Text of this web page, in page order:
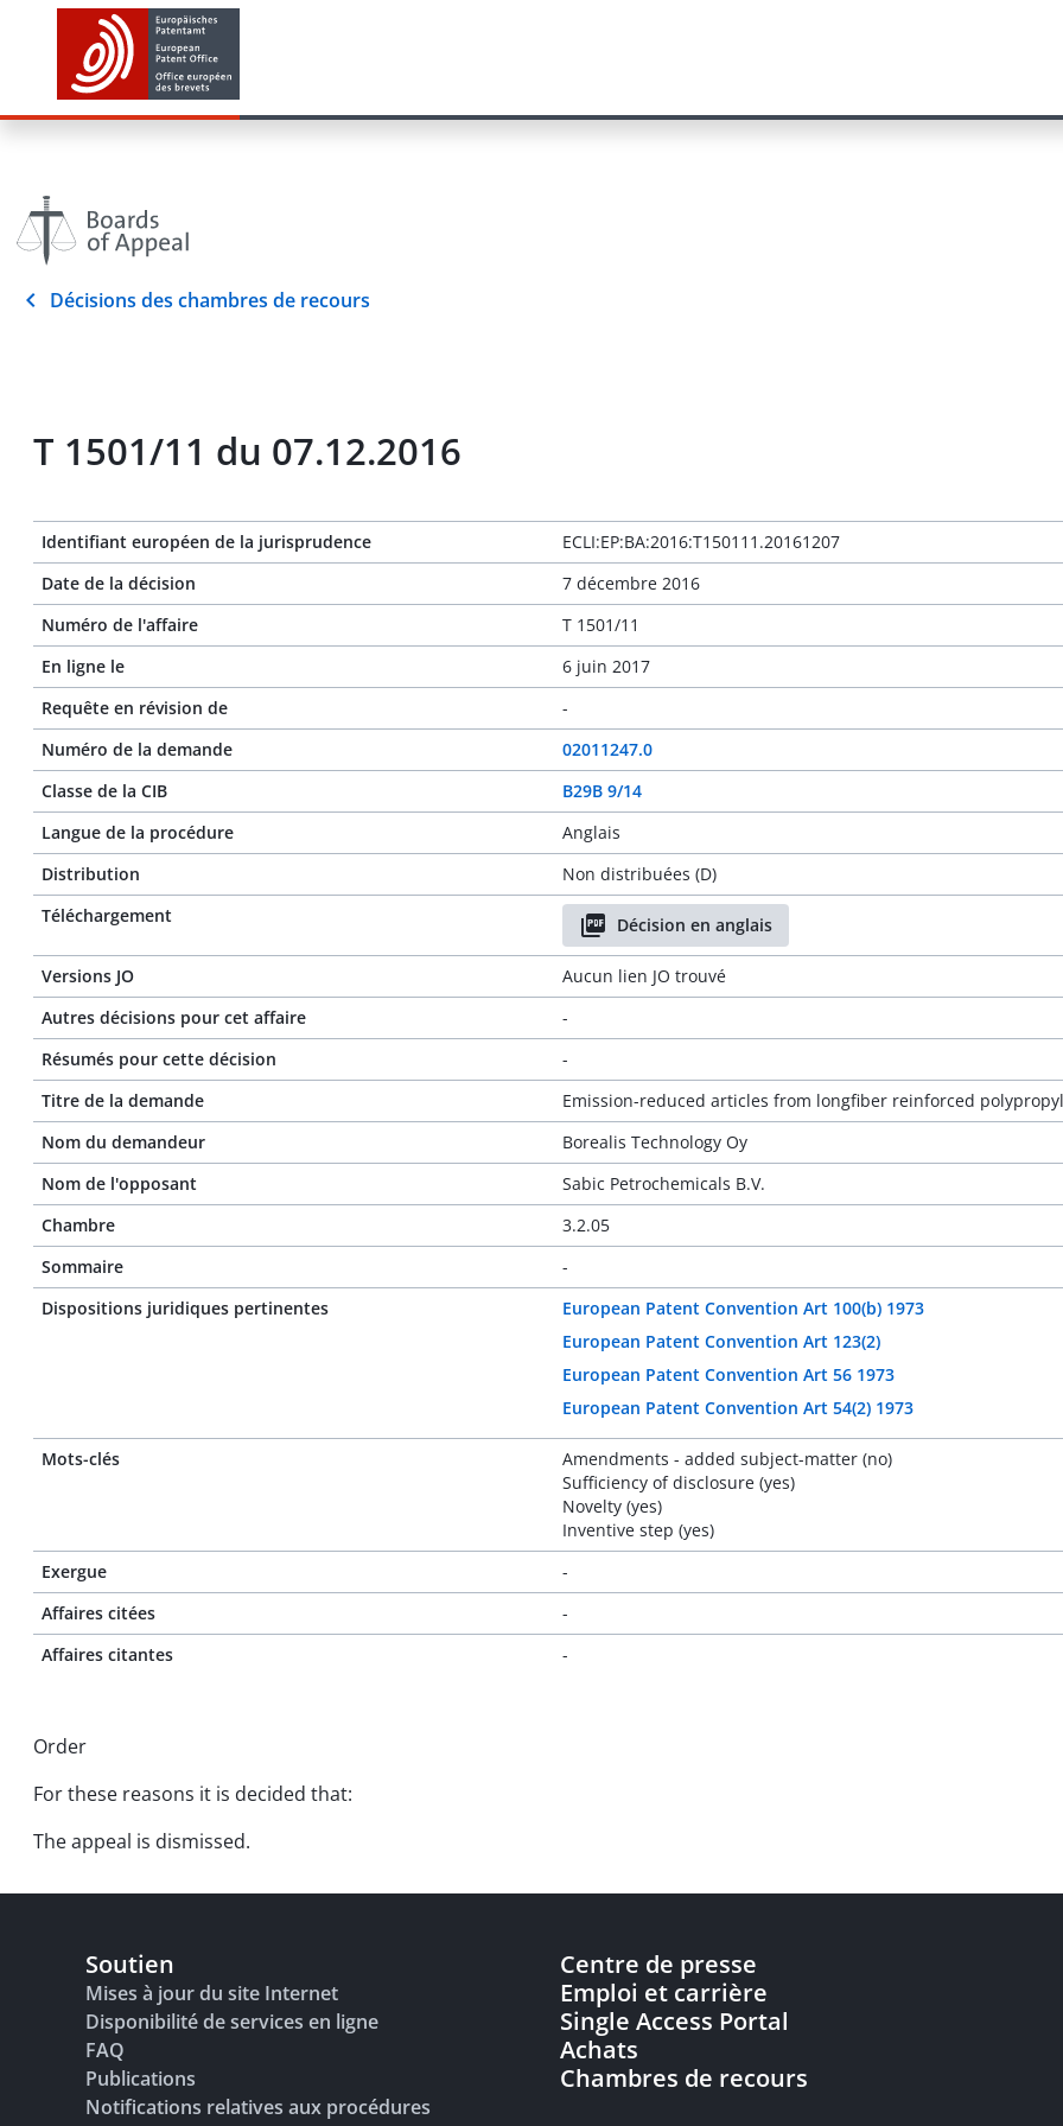
Décisions des chambres de recours
T 1501/11 du 07.12.2016
Identifiant européen de la jurisprudence
ECLI:EP:BA:2016:T150111.20161207
Date de la décision
7 décembre 2016
Numéro de l'affaire
T 1501/11
En ligne le
6 juin 2017
Requête en révision de
-
Numéro de la demande
02011247.0
Classe de la CIB
B29B 9/14
Langue de la procédure
Anglais
Distribution
Non distribuées (D)
Téléchargement
Décision en anglais
Versions JO
Aucun lien JO trouvé
Autres décisions pour cet affaire
-
Résumés pour cette décision
-
Titre de la demande
Emission-reduced articles from longfiber reinforced
Nom du demandeur
Borealis Technology Oy
Nom de l'opposant
Sabic Petrochemicals B.V.
Chambre
3.2.05
Sommaire
-
Dispositions juridiques pertinentes
European Patent Convention Art 100(b) 1973
European Patent Convention Art 123(2)
European Patent Convention Art 56 1973
European Patent Convention Art 54(2) 1973
Mots-clés
Amendments - added subject-matter (no)
Sufficiency of disclosure (yes)
Novelty (yes)
Inventive step (yes)
Exergue
-
Affaires citées
-
Affaires citantes
-
Order
For these reasons it is decided that:
The appeal is dismissed.
Soutien
Mises à jour du site Internet
Disponibilité de services en ligne
FAQ
Publications
Notifications relatives aux procédures
Centre de presse
Emploi et carrière
Single Access Portal
Achats
Chambres de recours